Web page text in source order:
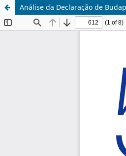
Análise da Declaração de